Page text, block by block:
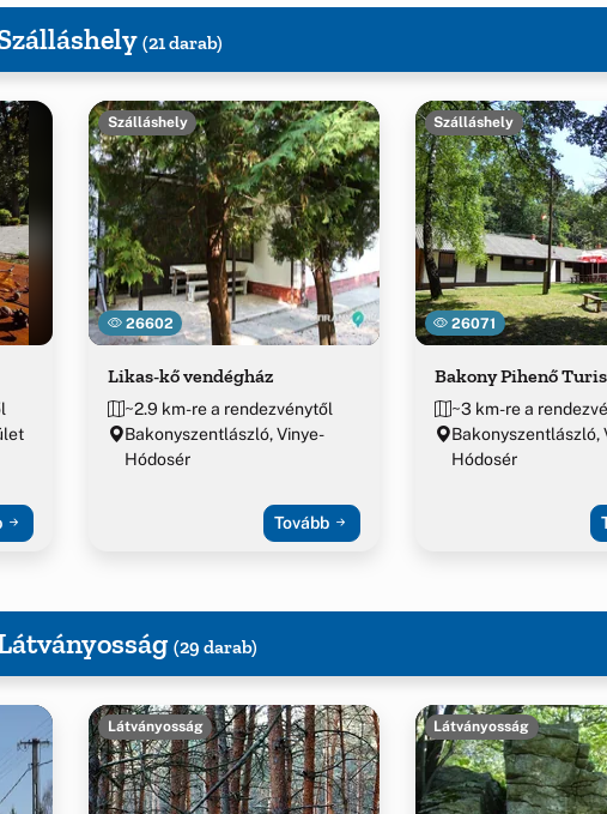
(21 darab)
26602
Szálláshely
Likas-kő vendégház
~2.9 km-re a rendezvénytől
Bakonyszentlászló, Vinye-
Hódosér
Tovább
26071
Szálláshely
Bakony Pihenő
~3 km-re a
Bakonyszentlászló,
Hódosér
(29 darab)
Látványosság Látványosság